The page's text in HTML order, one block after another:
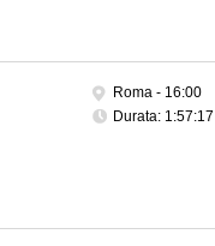
Roma - 16:00
Durata: 1:57:17